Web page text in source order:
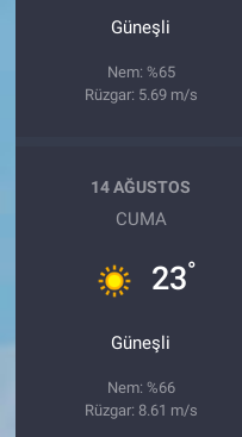
Güneşli
Nem: %65
Rüzgar: 5.69 m/s
14 AĞUSTOS
CUMA
23°
Güneşli
Nem: %66
Rüzgar: 8.61 m/s